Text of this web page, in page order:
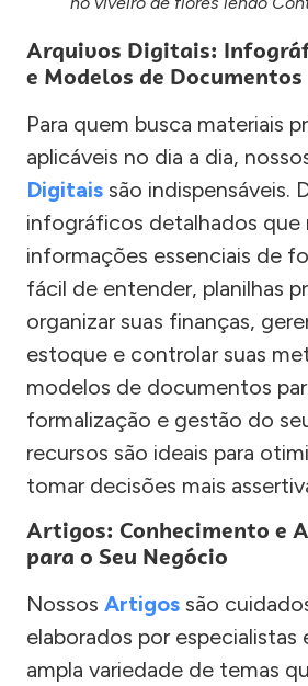
Arquivos Digitais:
e Modelos de Documentos
Para quem busca materiais
aplicáveis no dia a dia,
Digitais são indispensáveis.
infográficos detalhados que
informações essenciais de
fácil de entender, planilhas
organizar suas finanças,
estoque e controlar suas
modelos de documentos
formalização e gestão do
recursos são ideais para
tomar decisões mais
Artigos: Conhecimento e
para o Seu Negócio
Nossos Artigos são
elaborados por especialistas
ampla variedade de temas